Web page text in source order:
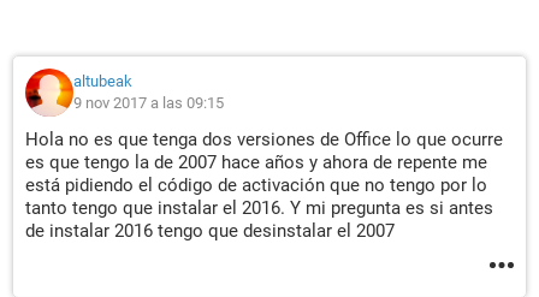
altubeak
9 nov 2017 a las 09:15
Hola no es que tenga dos versiones de Office lo que ocurre
es que tengo la de 2007 hace años y ahora de repente me
está pidiendo el código de activación que no tengo por lo
tanto tengo que instalar el 2016. Y mi pregunta es si antes
de instalar 2016 tengo que desinstalar el 2007